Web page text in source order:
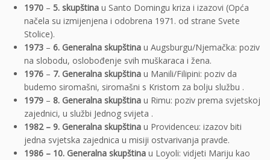
1970 – 5. skupština u Santo Domingu kriza i izazovi (Opća
načela su izmijenjena i odobrena 1971. od strane Svete
Stolice).
1973 – 6. Generalna skupština u Augsburgu/Njemačka: poziv
na slobodu, oslobođenje svih muškaraca i žena.
1976 – 7. Generalna skupština u Manili/Filipini: poziv da
budemo siromašni, siromašni s Kristom za bolju službu .
1979 – 8. Generalna skupština u Rimu: poziv prema svjetskoj
zajednici, u službi Jednog svijeta .
1982 – 9. Generalna skupština u Providenceu: izazov biti
jedna svjetska zajednica u misiji ostvarivanja pravde.
1986 – 10. Generalna skupština u Loyoli: vidjeti Mariju kao